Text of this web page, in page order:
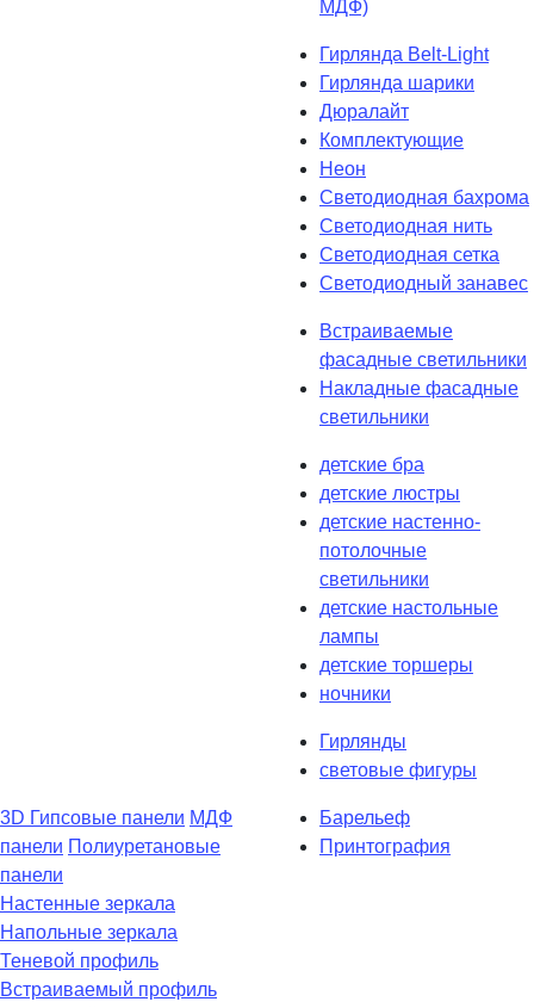
МДФ)
Гирлянда Belt-Light
Гирлянда шарики
Дюралайт
Комплектующие
Неон
Светодиодная бахрома
Светодиодная нить
Светодиодная сетка
Светодиодный занавес
Встраиваемые
фасадные светильники
Накладные фасадные
светильники
детские бра
детские люстры
детские настенно-
потолочные
светильники
детские настольные
лампы
детские торшеры
ночники
Гирлянды
световые фигуры
3D Гипсовые панели МДФ
панели Полиуретановые
панели
Барельеф
Принтография
Настенные зеркала
Напольные зеркала
Теневой профиль
Встраиваемый профиль